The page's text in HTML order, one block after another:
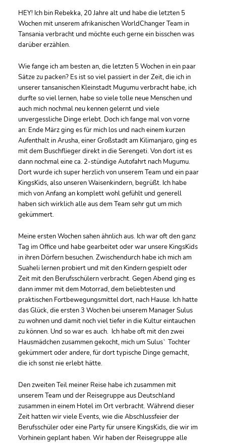
HEY! Ich bin Rebekka, 20 Jahre alt und habe die letzten 5
Wochen mit unserem afrikanischen WorldChanger Team in
Tansania verbracht und möchte euch gerne ein bisschen was
darüber erzählen.
Wie fange ich am besten an, die letzten 5 Wochen in ein paar
Sätze zu packen? Es ist so viel passiert in der Zeit, die ich in
unserer tansanischen Kleinstadt Mugumu verbracht habe, ich
durfte so viel lernen, habe so viele tolle neue Menschen und
auch mich nochmal neu kennen gelernt und viele
unvergessliche Dinge erlebt. Doch ich fange mal von vorne
an: Ende März ging es für mich los und nach einem kurzen
Aufenthalt in Arusha, einer Großstadt am Kilimanjaro, ging es
mit dem Buschflieger direkt in die Serengeti. Von dort ist es
dann nochmal eine ca. 2-stündige Autofahrt nach Mugumu.
Dort wurde ich super herzlich von unserem Team und ein paar
KingsKids, also unseren Waisenkindern, begrüßt. Ich habe
mich von Anfang an komplett wohl gefühlt und generell
haben sich wirklich alle aus dem Team sehr gut um mich
gekümmert.
Meine ersten Wochen sahen ähnlich aus. Ich war oft den ganz
Tag im Office und habe gearbeitet oder war unsere KingsKids
in ihren Dörfern besuchen. Zwischendurch habe ich mich am
Suaheli lernen probiert und mit den Kindern gespielt oder
Zeit mit den Berufsschülern verbracht. Gegen Abend ging es
dann immer mit dem Motorrad, dem beliebtesten und
praktischen Fortbewegungsmittel dort, nach Hause. Ich hatte
das Glück, die ersten 3 Wochen bei unserem Manager Sulus
zu wohnen und damit noch viel tiefer in die Kultur eintauchen
zu können. Und so war es auch. Ich habe oft mit den zwei
Hausmädchen zusammen gekocht, mich um Sulus` Tochter
gekümmert oder andere, für dort typische Dinge gemacht,
die ich sonst nie erlebt hätte.
Den zweiten Teil meiner Reise habe ich zusammen mit
unserem Team und der Reisegruppe aus Deutschland
zusammen in einem Hotel im Ort verbracht. Während dieser
Zeit hatten wir viele Events, wie die Abschlussfeier der
Berufsschüler oder eine Party für unsere KingsKids, die wir im
Vorhinein geplant haben. Wir haben der Reisegruppe alle